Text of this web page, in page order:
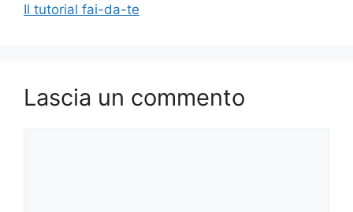
Il tutorial fai-da-te
Lascia un commento